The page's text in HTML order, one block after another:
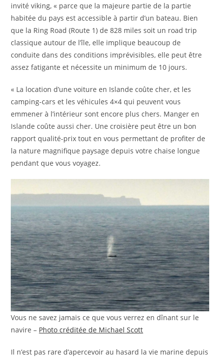
invité viking, « parce que la majeure partie de la partie
habitée du pays est accessible à partir d’un bateau. Bien
que la Ring Road (Route 1) de 828 miles soit un road trip
classique autour de l’île, elle implique beaucoup de
conduite dans des conditions imprévisibles, elle peut être
assez fatigante et nécessite un minimum de 10 jours.
« La location d’une voiture en Islande coûte cher, et les
camping-cars et les véhicules 4×4 qui peuvent vous
emmener à l’intérieur sont encore plus chers. Manger en
Islande coûte aussi cher. Une croisière peut être un bon
rapport qualité-prix tout en vous permettant de profiter de
la nature magnifique paysage depuis votre chaise longue
pendant que vous voyagez.
Vous ne savez jamais ce que vous verrez en dînant sur le
navire – Photo créditée de Michael Scott
Il n’est pas rare d’apercevoir au hasard la vie marine depuis